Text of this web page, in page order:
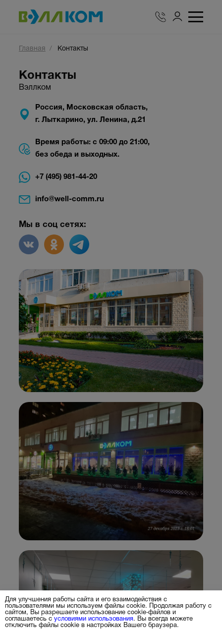
Главная Контакты
Контакты
Вэллком
Россия, Московская область,
г. Лыткарино, ул. Ленина, д.21
Время работы: с 09:00 до 21:00,
без обеда и выходных.
+7 (495) 981-44-20
info@well-comm.ru
Мы в соц сетях:
Для улучшения работы сайта и его взаимодействия с
пользователями мы используем файлы cookie. Продолжая работу с
сайтом, Вы разрешаете использование cookie-файлов и
соглашаетесь сусловиями использования. Вы всегда можете
отключить файлы cookie в настройках Вашего браузера.